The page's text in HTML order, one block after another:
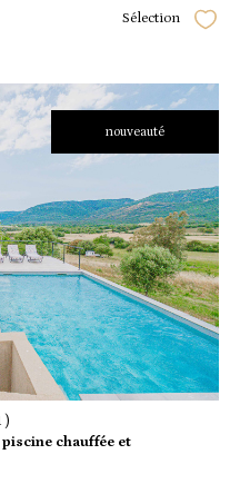
Sélection
nouveauté
chauffée et